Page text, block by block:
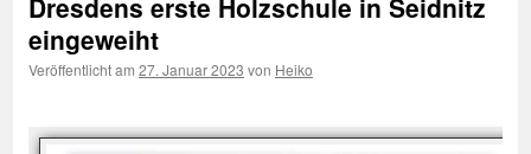
Dresdens erste Holzschule in Seidnitz
eingeweiht
Veröffentlicht am 27. Januar 2023 von Heiko